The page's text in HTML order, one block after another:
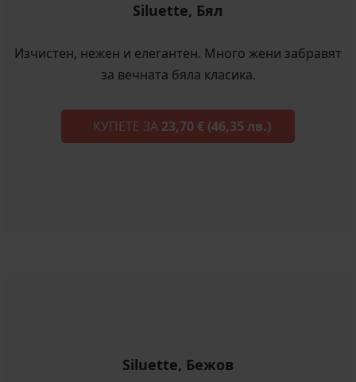
Siluette, Бял
Изчистен, нежен и елегантен. Много жени забравят
за вечната бяла класика.
КУПЕТЕ ЗА 23,70 € (46,35 лв.)
Siluette, Бежов